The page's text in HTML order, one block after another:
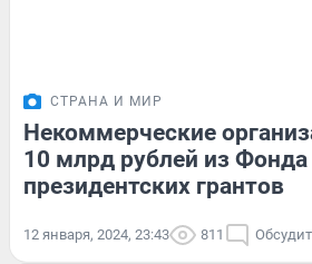
СТРАНА И МИР
Некоммерческие
10 млрд рублей из Фонда
президентских грантов
12 января, 2024, 23:43 811